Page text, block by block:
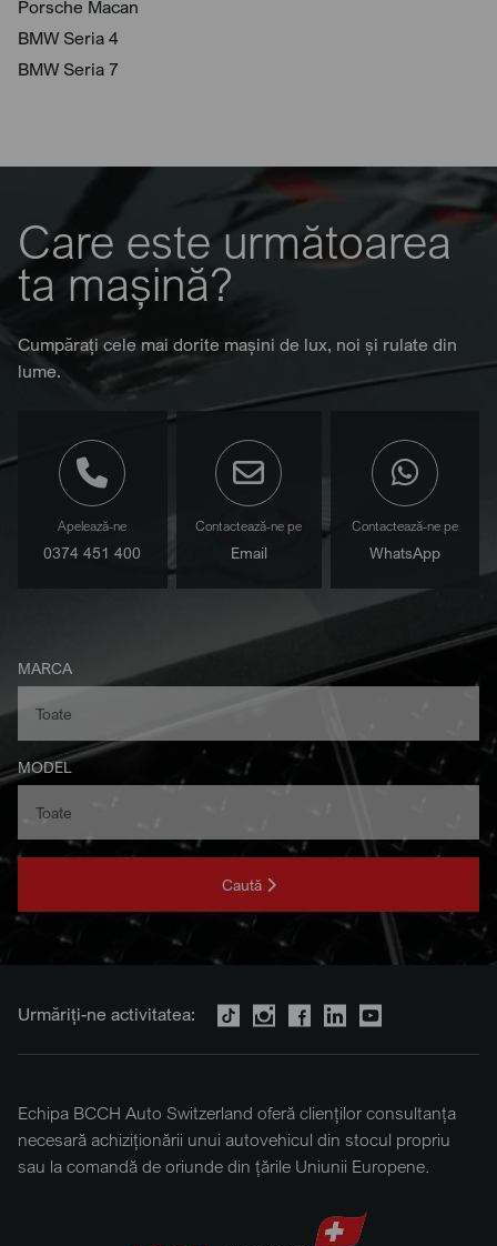
Porsche Macan
BMW Seria 4
BMW Seria 7
Care este următoarea
ta mașină?
Cumpărați cele mai dorite mașini de lux, noi și rulate din
lume.
Apelează-ne
0374 451 400
Contactează-ne pe
Email
Contactează-ne pe
WhatsApp
MARCA
MODEL
Caută
Urmăriți-ne activitatea:
Echipa BCCH Auto Switzerland oferă clienților consultanța
necesară achiziționării unui autovehicul din stocul propriu
sau la comandă de oriunde din țările Uniunii Europene.